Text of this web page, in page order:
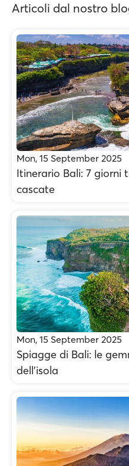
Articoli dal nostro
Mon, 15 September 2025
Itinerario Bali: 7 giorni
cascate
Mon, 15 September 2025
Spiagge di Bali: le
dell’isola